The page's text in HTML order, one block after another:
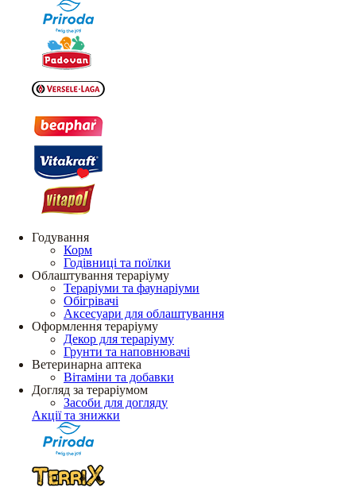
Годування
Корм
Годівниці та поїлки
Облаштування тераріуму
Тераріуми та фаунаріуми
Обігрівачі
Аксесуари для облаштування
Оформлення тераріуму
Декор для тераріуму
Грунти та наповнювачі
Ветеринарна аптека
Вітаміни та добавки
Догляд за тераріумом
Засоби для догляду
Акції та знижки